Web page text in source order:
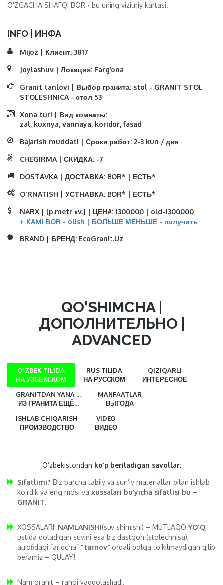
O'ZGACHA SHAFQI BOR - bu uning vizitniy kartasi.
INFO | ИНФА
Mijoz | Клиент: 3817
Joylashuv | Локация: Farg’ona
Granit tanlovi | Выбор гранита: stol - GRANIT STOL
STOLESHNICA - стол 53
Xona turi | Вид комнаты:
zal, kuxnya, vannaya, koridor, fasad
Bajarish muddati | Сроки работ: 2-3 kun / дня
CHEGIRMA | СКИДКА: -7
DOSTAVKA | ДОСТАВКА: BOR* | ЕСТЬ*
O'RNATISH | УСТНАВКА: BOR* | ЕСТЬ*
NARX | [p.metr кv.] | ЦЕНА: 1300000 | old-1300000
+ KAMI BOR - olish | БОЛЬШЕ МЕНЬШЕ - получить
BRAND | БРЕНД: EcoGranit.Uz
QO'SHIMCHA |
ДОПОЛНИТЕЛЬНО |
ADVANCED
O'ZBEK TILIDA
НА УЗБЕКСКОМ
RUS TILIDA
НА РУССКОМ
QIZIQARLI
ИНТЕРЕСНОЕ
GRANITDAN YANA ...
ИЗ ГРАНИТА ЕЩЁ...
MANFAATLAR
ВЫГОДА
ISHLAB CHIQARISH
ПРОИЗВОДСТВО
VIDEO
ВИДЕО
O’zbekistondan ko’p beriladigan savollar:
Sifatlimi? Biz barcha tabiiy va sun’iy materiallar bilan ishlab
ko’rdik va eng mosi va xossalari bo’yicha sifatlisi bu –
GRANIT.
XOSSALARI: NAMLANISHI(suv shimishi) – MUTLAQOYO'Q,
ustida qoladigan suvini esa biz dastgoh (stolechnisa),
atrofidagi ”ariqcha” "tarnov" orqali polga to’kilmaydigan qilib
beramiz – QULAY!
Nam granit – rangi yaqqolashadi.